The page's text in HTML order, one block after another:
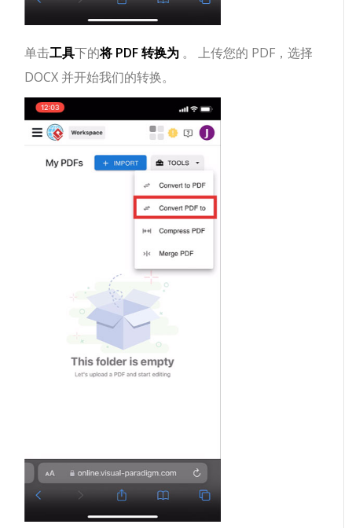
单击工具下的将 PDF 转换为 。 上传您的 PDF，选择
DOCX 并开始我们的转换。